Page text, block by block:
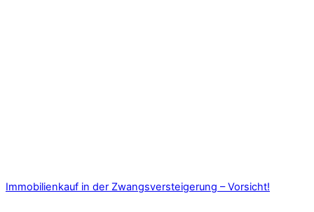
Immobilienkauf in der Zwangsversteigerung – Vorsicht!